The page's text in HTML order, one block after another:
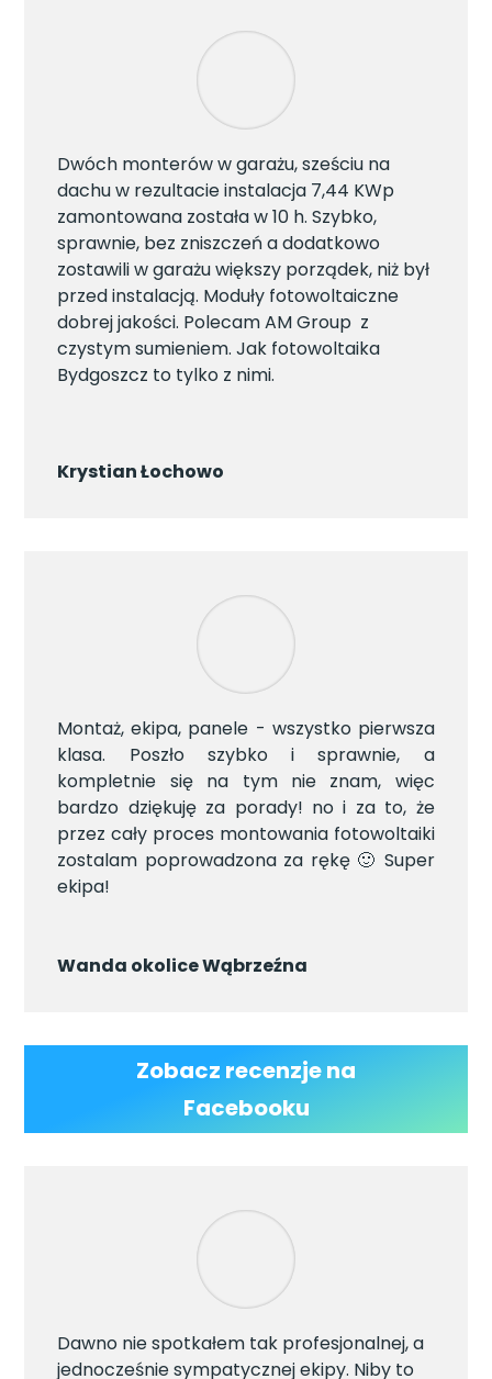
Dwóch monterów w garażu, sześciu na
dachu w rezultacie instalacja 7,44 KWp
zamontowana została w 10 h. Szybko,
sprawnie, bez zniszczeń a dodatkowo
zostawili w garażu większy porządek, niż był
przed instalacją. Moduły fotowoltaiczne
dobrej jakości. Polecam AM Group z
czystym sumieniem. Jak fotowoltaika
Bydgoszcz to tylko z nimi.
Krystian Łochowo
Montaż, ekipa, panele - wszystko pierwsza
klasa. Poszło szybko i sprawnie, a
kompletnie się na tym nie znam, więc
bardzo dziękuję za porady! no i za to, że
przez cały proces montowania fotowoltaiki
zostalam poprowadzona za rękę 🙂 Super
ekipa!
Wanda okolice Wąbrzeźna
Zobacz recenzje na
Facebooku
Dawno nie spotkałem tak profesjonalnej, a
jednocześnie sympatycznej ekipy. Niby to